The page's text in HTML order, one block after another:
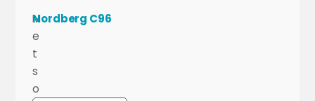
M
e
t
s
o
Nordberg C96